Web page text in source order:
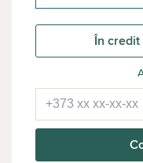
În